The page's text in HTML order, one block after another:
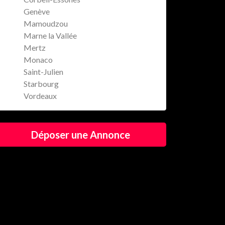
Genève
Mamoudzou
Marne la Vallée
Mertz
Monaco
Saint-Julien
Starbourg
Vordeaux
Déposer une Annonce